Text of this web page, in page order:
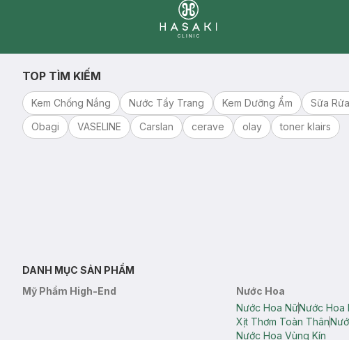
TOP TÌM KIẾM
Kem Chống Nắng Nước Tẩy Trang Kem Dưỡng Ẩm Sữa
Obagi
VASELINE Carslan cerave olay toner klairs
DANH MỤC SẢN PHẨM
Mỹ Phẩm High-End
Nước Hoa
Nước Hoa NữNước Hoa
Xịt Thơm Toàn Thân
Nước Hoa Vùng Kín